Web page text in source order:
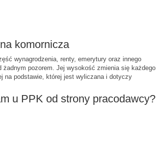
komornicza
wynagrodzenia, renty, emerytury oraz innego
pozorem. Jej wysokość zmienia się każdego
na podstawie, której jest wyliczana i dotyczy
u PPK od strony pracodawcy?